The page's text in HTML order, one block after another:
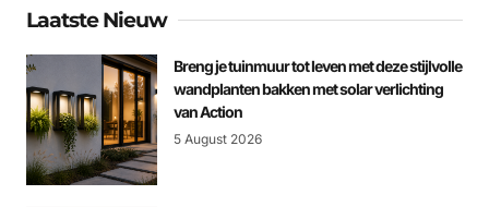
Laatste Nieuw
Breng je tuinmuur tot leven met deze stijlvolle
wandplanten bakken met solar verlichting
van Action
5 August 2026